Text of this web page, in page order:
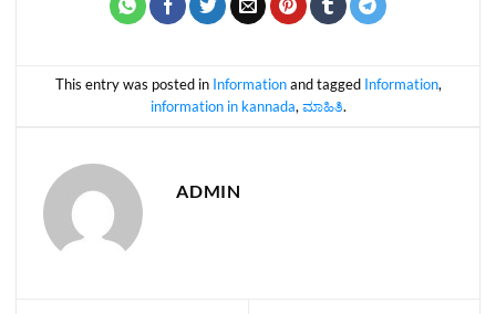
This entry was posted in Informationand tagged Information,
information in kannada,ಮಾಹಿತಿ.
ADMIN